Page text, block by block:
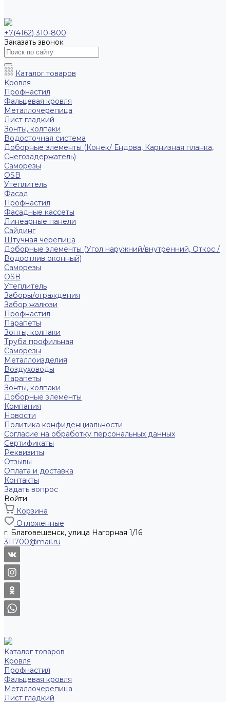
+7(4162) 310-800
Заказать звонок
Каталог товаров
Кровля
Профнастил
Фальцевая кровля
Металлочерепица
Лист гладкий
Зонты, колпаки
Водосточная система
Доборные элементы (Конек/ Ендова, Карнизная планка,
Снегозадержатель)
Саморезы
ОSB
Утеплитель
Фасад
Профнастил
Фасадные кассеты
Линеарные панели
Сайдинг
Штучная черепица
Доборные элементы (Угол наружний/внутренний, Откос /
Водоотлив оконный)
Саморезы
OSB
Утеплитель
Заборы/ограждения
Забор жалюзи
Профнастил
Парапеты
Зонты, колпаки
Труба профильная
Саморезы
Металлоизделия
Воздуховоды
Парапеты
Зонты, колпаки
Доборные элементы
Компания
Новости
Политика конфиденциальности
Согласие на обработку персональных данных
Сертификаты
Реквизиты
Отзывы
Оплата и доставка
Контакты
Задать вопрос
Войти
Корзина
Отложенные
г. Благовещенск, улица Нагорная 1/16
311700@mail.ru
Каталог товаров
Кровля
Профнастил
Фальцевая кровля
Металлочерепица
Лист гладкий